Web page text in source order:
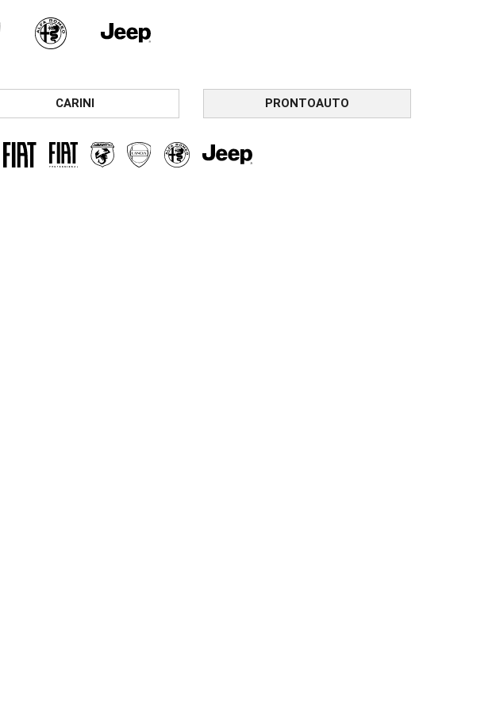
CARINI PRONTOAUTO